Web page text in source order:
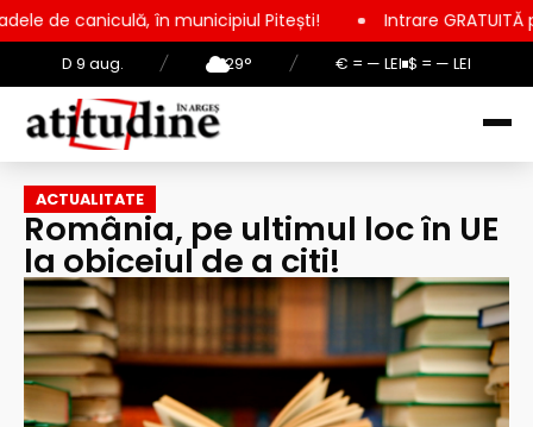
D 9 aug. / 29° / € = — LEI $ = — LEI
în municipiul Pitești! Intrare GRATUITĂ pentru copii,
ACTUALITATE
România, pe ultimul loc în UE
la obiceiul de a citi!